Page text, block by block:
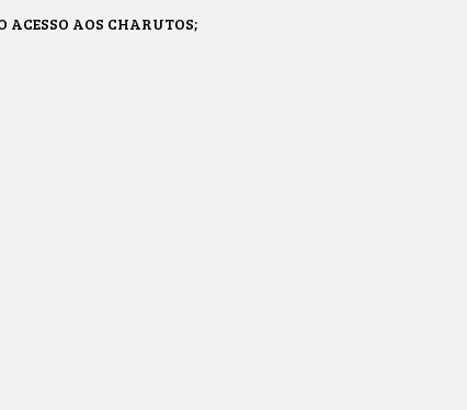
ACESSO AOS CHARUTOS;